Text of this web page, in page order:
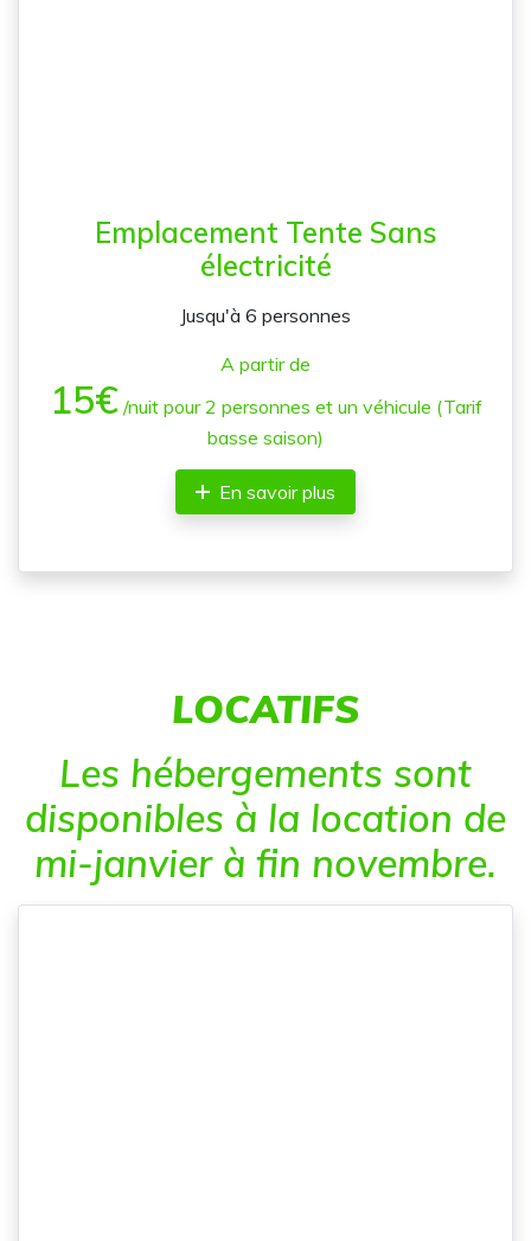
Emplacement Tente Sans
électricité
Jusqu'à 6 personnes
A partir de
15€ /nuit pour 2 personnes et un véhicule (Tarif
basse saison)
En savoir plus
LOCATIFS
Les hébergements sont
disponibles à la location de
mi-janvier à fin novembre.